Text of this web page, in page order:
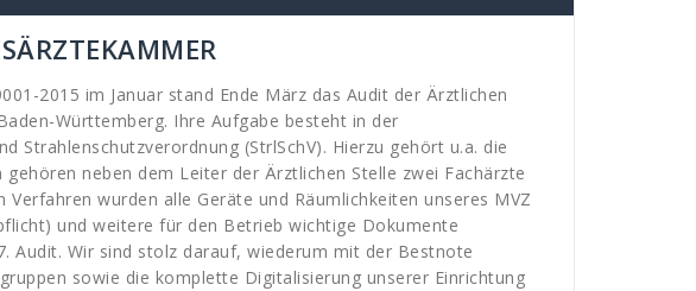
2015 im Januar stand Ende März das Audit der Ärztlichen
Württemberg. Ihre Aufgabe besteht in der
Strahlenschutzverordnung (StrlSchV). Hierzu gehört u.a. die
neben dem Leiter der Ärztlichen Stelle zwei Fachärzte
wurden alle Geräte und Räumlichkeiten unseres MVZ
und weitere für den Betrieb wichtige Dokumente
Audit. Wir sind stolz darauf, wiederum mit der Bestnote
sowie die komplette Digitalisierung unserer Einrichtung